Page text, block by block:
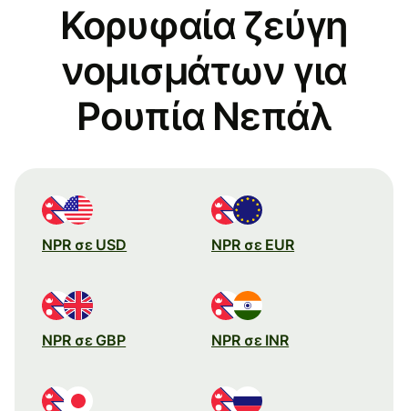
Κορυφαία ζεύγη
νομισμάτων για
Ρουπία Νεπάλ
NPR σε USD NPR σε EUR
NPR σε GBP NPR σε INR